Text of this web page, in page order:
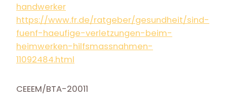
handwerker
https://www.fr.de/ratgeber/gesundheit/sind-
fuenf-haeufige-verletzungen-beim-
heimwerken-hilfsmassnahmen-
11092484.html
CEEEM/BTA-20011